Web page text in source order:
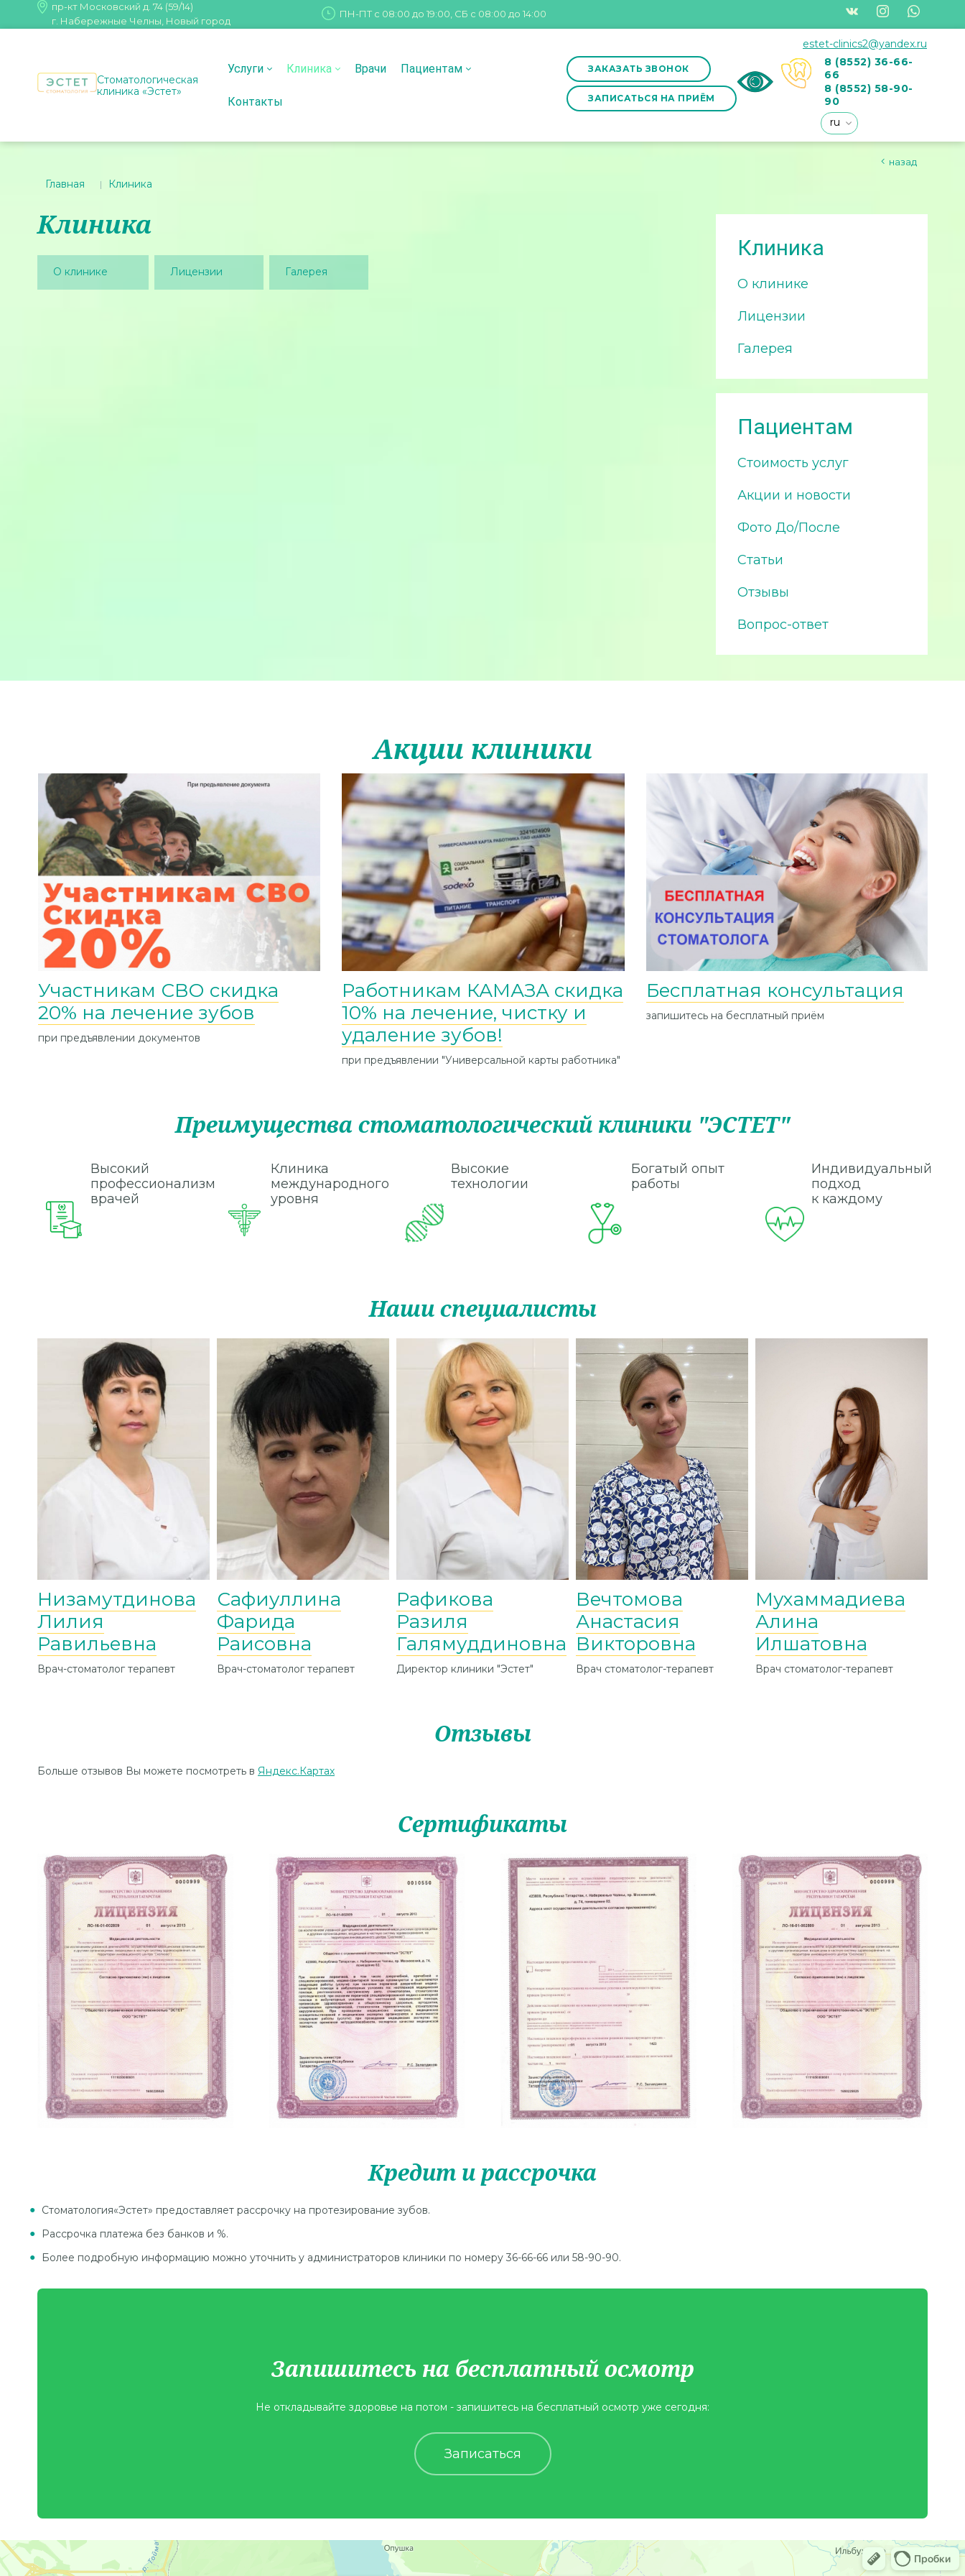
пр-кт Московский д. 74 (59/14)
г. Набережные Челны, Новый город
ПН-ПТ с 08:00 до 19:00, СБ с 08:00 до 14:00
Стоматологическая
клиника «Эстет»
Услуги Клиника Врачи Пациентам
Контакты
ЗАКАЗАТЬ ЗВОНОК
ЗАПИСАТЬСЯ НА ПРИЁМ
estet-clinics2@yandex.ru
8 (8552) 36-66-
66
8 (8552) 58-90-
90
ru
Главная Клиника
назад
Клиника
О клинике
Лицензии
Галерея
Пациентам
Стоимость услуг
Акции и новости
Фото До/После
Статьи
Отзывы
Вопрос-ответ
Клиника
О клинике Лицензии Галерея
Акции клиники
Участникам СВО скидка
20% на лечение зубов
при предъявлении документов
Работникам КАМАЗА скидка
10% на лечение, чистку и
удаление зубов!
при предъявлении "Универсальной карты работника"
Бесплатная консультация
запишитесь на бесплатный приём
Преимущества стоматологический клиники "ЭСТЕТ"
Высокий
профессионализм
врачей
Клиника
международного
уровня
Высокие
технологии
Богатый опыт
работы
Индивидуальный
подход
к каждому
Наши специалисты
Низамутдинова
Лилия
Равильевна
Врач-стоматолог терапевт
Сафиуллина
Фарида
Раисовна
Врач-стоматолог терапевт
Рафикова
Разиля
Галямуддиновна
Директор клиники "Эстет"
Вечтомова
Анастасия
Викторовна
Врач стоматолог-терапевт
Мухаммадиева
Алина
Илшатовна
Врач стоматолог-терапевт
Отзывы
Больше отзывов Вы можете посмотреть в Яндекс.Картах
Сертификаты
Кредит и рассрочка
Стоматология«Эстет» предоставляет рассрочку на протезирование зубов.
Рассрочка платежа без банков и %.
Более подробную информацию можно уточнить у администраторов клиники по номеру 36-66-66 или 58-90-90.
Запишитесь на бесплатный осмотр
Не откладывайте здоровье на потом - запишитесь на бесплатный осмотр уже сегодня:
Записаться